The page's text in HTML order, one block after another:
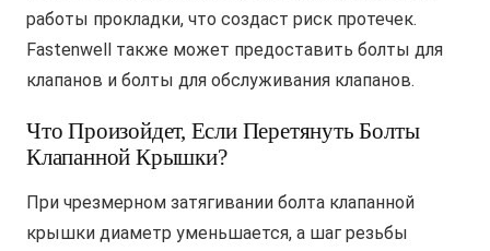
работы прокладки, что создаст риск протечек.
Fastenwell также может предоставить болты для
клапанов и болты для обслуживания клапанов.
Что Произойдет, Если Перетянуть Болты
Клапанной Крышки?
При чрезмерном затягивании болта клапанной
крышки диаметр уменьшается, а шаг резьбы